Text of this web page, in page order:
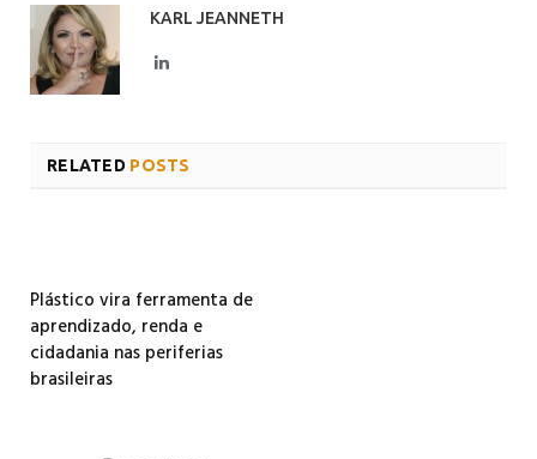
KARL JEANNETH
LinkedIn
RELATED POSTS
Plástico vira ferramenta de
aprendizado, renda e
cidadania nas periferias
brasileiras